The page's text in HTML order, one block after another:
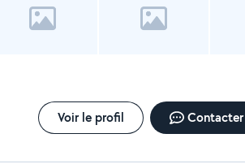
Voir le profil Contacter